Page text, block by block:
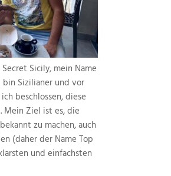
Sicily, mein Name
bin Sizilianer und vor
beschlossen, diese
Mein Ziel ist es, die
zu machen, auch
(daher der Name Top
und einfachsten